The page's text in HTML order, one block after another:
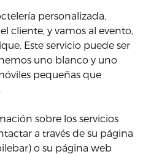
personalizada,
cliente, y vamos al evento,
Este servicio puede ser
uno blanco y uno
pequeñas que
sobre los servicios
a través de su página
o su página web